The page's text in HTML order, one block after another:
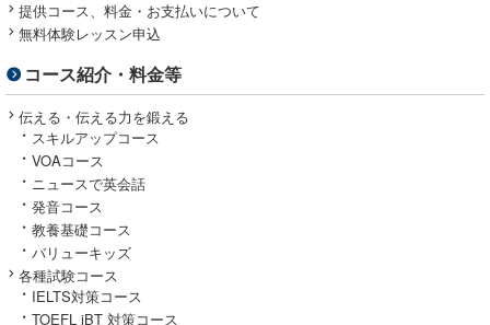
提供コース、料金・お支払いについて
無料体験レッスン申込
コース紹介・料金等
伝える・伝える力を鍛える
スキルアップコース
VOAコース
ニュースで英会話
発音コース
教養基礎コース
バリューキッズ
各種試験コース
IELTS対策コース
TOEFL iBT 対策コース